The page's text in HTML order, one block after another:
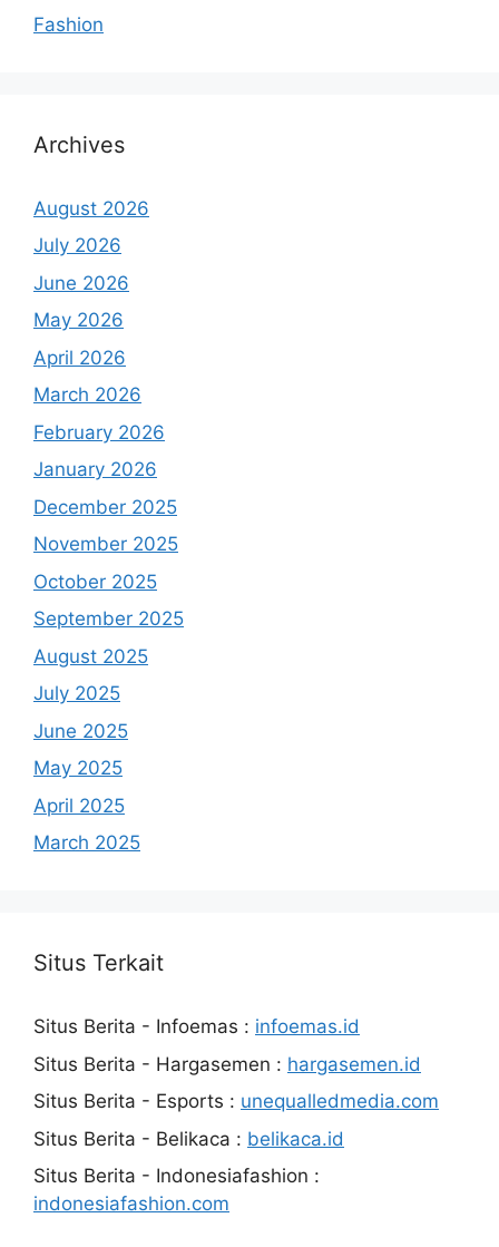
Fashion
Archives
August 2026
July 2026
June 2026
May 2026
April 2026
March 2026
February 2026
January 2026
December 2025
November 2025
October 2025
September 2025
August 2025
July 2025
June 2025
May 2025
April 2025
March 2025
Situs Terkait
Situs Berita - Infoemas : infoemas.id
Situs Berita - Hargasemen : hargasemen.id
Situs Berita - Esports : unequalledmedia.com
Situs Berita - Belikaca : belikaca.id
Situs Berita - Indonesiafashion :
indonesiafashion.com